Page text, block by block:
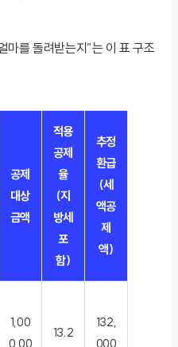
마를 돌려받는지”는 이 표 구조
공제
대상
금액
적용
공제
율
(지
방세
포
함)
추정
환급
(세
액공
제
액)
1,00
0,00
13.2
132,
000